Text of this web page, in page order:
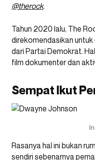
@therock.
Tahun 2020 lalu, The
direkomendasikan
dari Partai Demokrat.
film dokumenter dan
Sempat Ikut
Rasanya hal ini bukan
sendiri sebenarnya